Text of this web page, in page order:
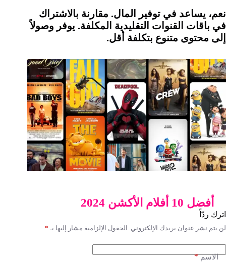
نعم، يساعد في توفير المال. مقارنة بالاشتراك
في باقات القنوات التقليدية المكلفة. يوفر وصولاً
إلى محتوى متنوع بتكلفة أقل.
أفضل 10 أفلام الأكشن 2024
اترك ردّاً
لن يتم نشر عنوان بريدك الإلكتروني. الحقول الإلزامية مشار إليها بـ *
الاسم*